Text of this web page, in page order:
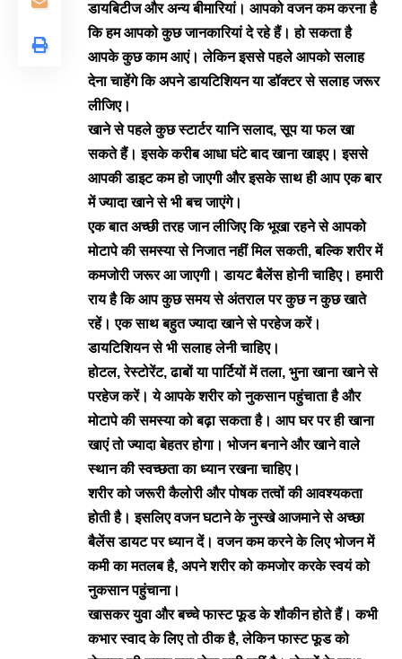
डायबिटीज और अन्य बीमारियां। आपको वजन कम करना है
कि हम आपको कुछ जानकारियां दे रहे हैं। हो सकता है
आपके कुछ काम आएं। लेकिन इससे पहले आपको सलाह
देना चाहेंगे कि अपने डायटिशियन या डॉक्टर से सलाह जरूर
लीजिए।
खाने से पहले कुछ स्टार्टर यानि सलाद, सूप या फल खा
सकते हैं। इसके करीब आधा घंटे बाद खाना खाइए। इससे
आपकी डाइट कम हो जाएगी और इसके साथ ही आप एक बार
में ज्यादा खाने से भी बच जाएंगे।
एक बात अच्छी तरह जान लीजिए कि भूखा रहने से आपको
मोटापे की समस्या से निजात नहीं मिल सकती, बल्कि शरीर में
कमजोरी जरूर आ जाएगी। डायट बैलेंस होनी चाहिेए। हमारी
राय है कि आप कुछ समय से अंतराल पर कुछ न कुछ खाते
रहें। एक साथ बहुत ज्यादा खाने से परहेज करें।
डायटिशियन से भी सलाह लेनी चाहिए।
होटल, रेस्टोरेंट, ढाबों या पार्टियों में तला, भुना खाना खाने से
परहेज करें। ये आपके शरीर को नुकसान पहुंचाता है और
मोटापे की समस्या को बढ़ा सकता है। आप घर पर ही खाना
खाएं तो ज्यादा बेहतर होगा। भोजन बनाने और खाने वाले
स्थान की स्वच्छता का ध्यान रखना चाहिए।
शरीर को जरूरी कैलोरी और पोषक तत्वों की आवश्यकता
होती है। इसलिए वजन घटाने के नुस्खे आजमाने से अच्छा
बैलेंस डायट पर ध्यान दें। वजन कम करने के लिए भोजन में
कमी का मतलब है, अपने शरीर को कमजोर करके स्वयं को
नुकसान पहुंचाना।
खासकर युवा और बच्चे फास्ट फूड के शौकीन होते हैं। कभी
कभार स्वाद के लिए तो ठीक है, लेकिन फास्ट फूड को